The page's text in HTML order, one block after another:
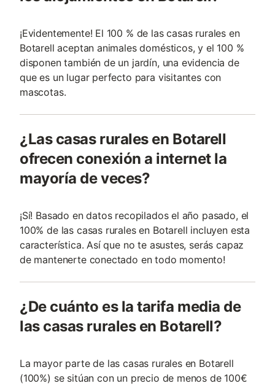
¡Evidentemente! El 100 % de las casas rurales en
Botarell aceptan animales domésticos, y el 100 %
disponen también de un jardín, una evidencia de
que es un lugar perfecto para visitantes con
mascotas.
¿Las casas rurales en Botarell
ofrecen conexión a internet la
mayoría de veces?
¡Sí! Basado en datos recopilados el año pasado, el
100% de las casas rurales en Botarell incluyen esta
característica. Así que no te asustes, serás capaz
de mantenerte conectado en todo momento!
¿De cuánto es la tarifa media de
las casas rurales en Botarell?
La mayor parte de las casas rurales en Botarell
(100%) se sitúan con un precio de menos de 100€